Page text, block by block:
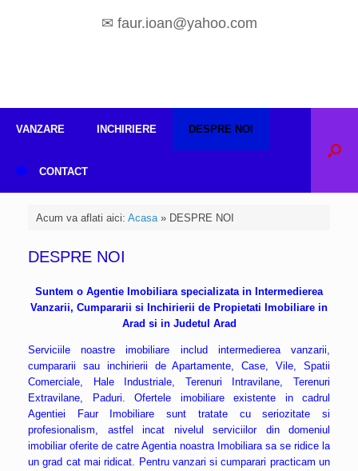
✉ faur.ioan@yahoo.com
VANZARE INCHIRIERE DESPRE NOI
CONTACT
Acum va aflati aici: Acasa» DESPRE NOI
DESPRE NOI
Suntem o Agentie Imobiliara specializata in Intermedierea
Vanzarii, Cumpararii si Inchirierii de Propietati Imobiliare in
Arad si in Judetul Arad
Serviciile noastre imobiliare includ intermedierea vanzarii,
cumpararii sau inchirierii de Apartamente, Case, Vile, Spatii
Comerciale, Hale Industriale, Terenuri Intravilane, Terenuri
Extravilane, Paduri. Ofertele imobiliare existente in cadrul
Agentiei Faur Imobiliare sunt tratate cu seriozitate si
profesionalism, astfel incat nivelul serviciilor din domeniul
imobiliar oferite de catre Agentia noastra Imobiliara sa se ridice la
un grad cat mai ridicat. Pentru vanzari si cumparari practicam un